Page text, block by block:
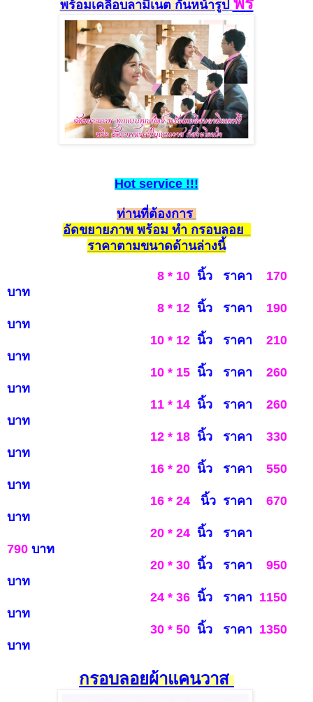
พร้อมเคลือบลามิเนต กันหน้ารูป
Hot service !!!
ท่านที่ต้องการ
อัดขยายภาพ พร้อม ทำ กรอบลอย
ราคาตามขนาดด้านล่างนี้
8 * 10 นิ้ว ราคา 170
บาท
8 * 12 นิ้ว ราคา 190
บาท
10 * 12 นิ้ว ราคา 210
บาท
10 * 15 นิ้ว ราคา 260
บาท
11 * 14 นิ้ว ราคา
260
บาท
12 * 18 นิ้ว ราคา 330
บาท
16 * 20 นิ้ว ราคา 550
บาท
16 * 24 นิ้ว ราคา 670
บาท
20 * 24 นิ้ว ราคา
790 บาท
20 * 30 นิ้ว ราคา 950
บาท
24 * 36 นิ้ว ราคา 1150
บาท
30 * 50 นิ้ว ราคา 1350
บาท
กรอบลอยผ้าแคนวาส